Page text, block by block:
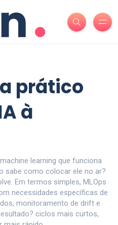
prático
à
learning que funciona
sabe como colocar ele no ar?
Em termos simples, MLOps
necessidades específicas de
monitoramento de drift e
ciclos mais curtos,